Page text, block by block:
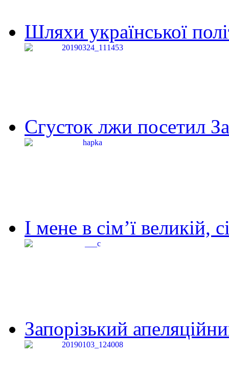
Шляхи української
Сгусток лжи посетил
І мене в сім’ї великій,
Запорізький